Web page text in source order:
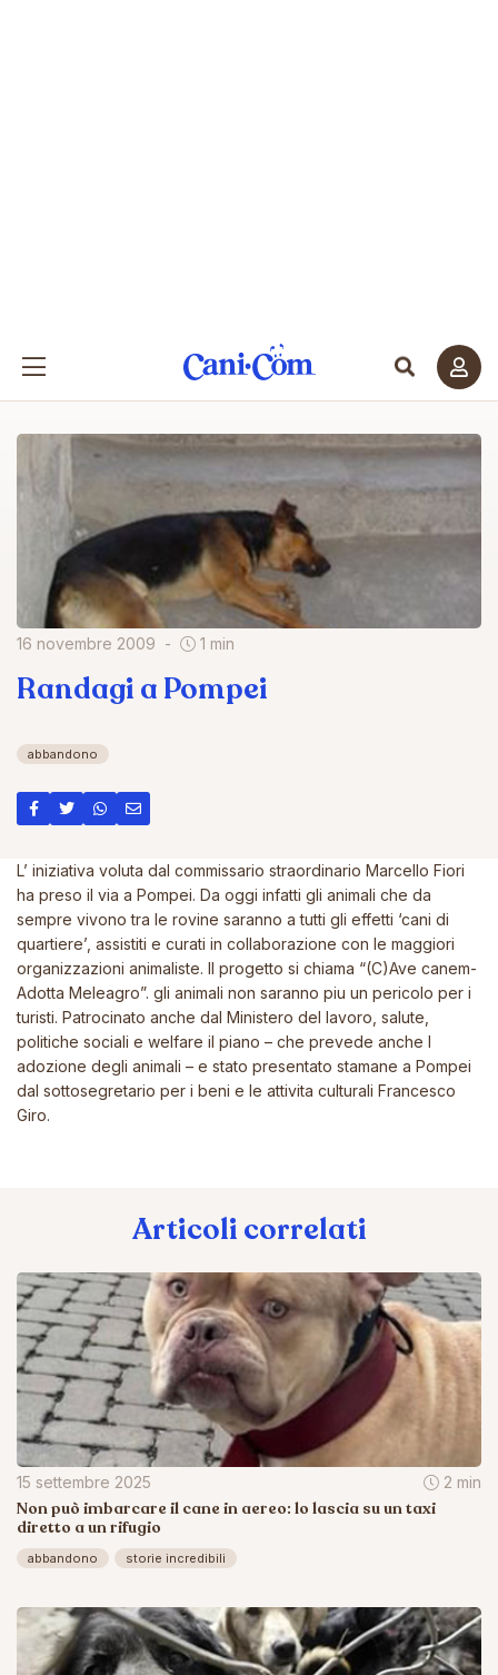
16 novembre 2009 1 min
Randagi a Pompei
abbandono
L’ iniziativa voluta dal commissario straordinario Marcello Fiori
ha preso il via a Pompei. Da oggi infatti gli animali che da
sempre vivono tra le rovine saranno a tutti gli effetti ‘cani di
quartiere’, assistiti e curati in collaborazione con le maggiori
organizzazioni animaliste. Il progetto si chiama “(C)Ave canem-
Adotta Meleagro”. gli animali non saranno piu un pericolo per i
turisti. Patrocinato anche dal Ministero del lavoro, salute,
politiche sociali e welfare il piano – che prevede anche l
adozione degli animali – e stato presentato stamane a Pompei
dal sottosegretario per i beni e le attivita culturali Francesco
Giro.
Articoli correlati
15 settembre 2025 2 min
Non può imbarcare il cane in aereo: lo lascia su un taxi
diretto a un rifugio
abbandono storie incredibili